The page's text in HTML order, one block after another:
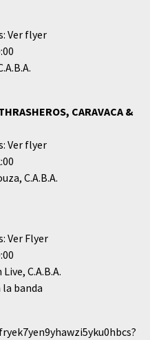
Ver flyer
CARAVACA &
Ver flyer
C.A.B.A.
Ver Flyer
Live C.A.B.A.
banda